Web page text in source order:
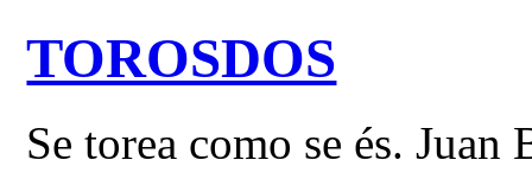
TOROSDOS
Se torea como se és. Juan